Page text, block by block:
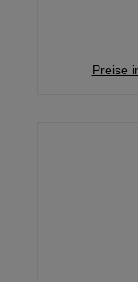
Preise